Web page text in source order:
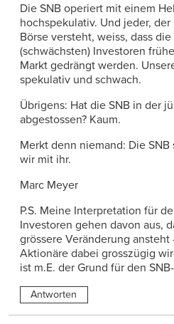
Die SNB operiert mit einem
hochspekulativ. Und jeder,
Börse versteht, weiss, dass
(schwächsten) Investoren
Markt gedrängt werden.
spekulativ und schwach.
Übrigens: Hat die SNB in der
abgestossen? Kaum.
Merkt denn niemand: Die
wir mit ihr.
Marc Meyer
P.S. Meine Interpretation für
Investoren gehen davon aus,
grössere Veränderung ansteht
Aktionäre dabei grosszügig
ist m.E. der Grund für den
Antworten